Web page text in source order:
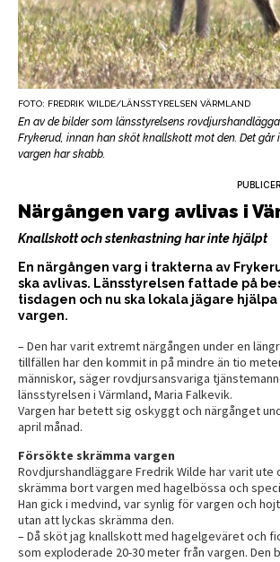
FOTO: FREDRIK WILDE/LÄNSSTYRELSEN VÄRMLAND
En av de bilder som länsstyrelsens
Frykerud, innan han sköt knallskott mot den. Det går
vargen har skabb.
Närgången varg avlivas i
Knallskott och stenkastning har inte hjälpt
En närgången varg i trakterna av
ska avlivas. Länsstyrelsen fattade på
tisdagen och nu ska lokala jägare
vargen.
– Den har varit extremt närgången under en
tillfällen har den kommit in på mindre än tio
människor, säger rovdjursansvariga
länsstyrelsen i Värmland, Maria Falkevik.
Vargen har betett sig oskyggt och närgånget
april månad.
Försökte skrämma vargen
Rovdjurshandläggare Fredrik Wilde har varit
skrämma bort vargen med hagelbössa och
Han gick i medvind, var synlig för vargen och
utan att lyckas skrämma den.
– Då sköt jag knallskott med hagelgeväret och
som exploderade 20-30 meter från vargen. Den